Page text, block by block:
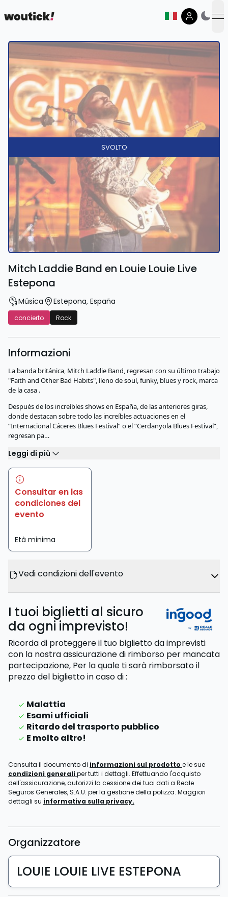
SVOLTO
Mitch Laddie Band en Louie Louie Live
Estepona
Música Estepona, España
concierto Rock
Informazioni
La banda británica, Mitch Laddie Band, regresan con su último trabajo
"Faith and Other Bad Habits", lleno de soul, funky, blues y rock, marca
de la casa .
Después de los increíbles shows en España, de las anteriores giras,
donde destacan sobre todo las increíbles actuaciones en el
“Internacional Cáceres Blues Festival” o el “Cerdanyola Blues Festival”,
regresan pa…
Leggi di più
Consultar en las
condiciones del
evento
Età minima
Vedi condizioni dell'evento
I tuoi biglietti al sicuro
da ogni imprevisto!
Ricorda di proteggere il tuo biglietto da imprevisti
con la nostra assicurazione di rimborso per mancata
partecipazione, Per la quale ti sarà rimborsato il
prezzo del bigliettoin caso di:
Malattia
Esami ufficiali
Ritardo del trasporto pubblico
E molto altro!
Consulta il documento di informazioni sul prodotto e le sue
condizioni generali per tutti i dettagli. Effettuando l'acquisto
dell'assicurazione, autorizzi la cessione dei tuoi dati a Reale
Seguros Generales, S.A.U. per la gestione della polizza. Maggiori
dettagli su informativa sulla privacy.
Organizzatore
LOUIE LOUIE LIVE ESTEPONA